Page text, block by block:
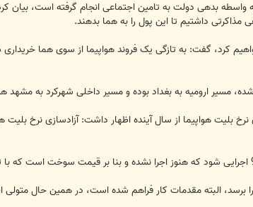
مذاکرتی داشتیم تا این پول را به هما بدهند.
کرد، گفت: به تازگی یک فروند هواپیما از سوی هما
شده، مسیر ارومیه به بغداد بوده و مسیر داخلی شهرکرد به
بلیت هواپیما از سال آینده اظهار داشت: آزادسازی نرخ
دنبال این هستیم که از 92 این طرح به اجرا برسد، البته مقدمات کار فراهم شده